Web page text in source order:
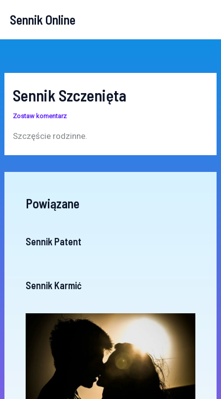
Sennik Online
Sennik Szczenięta
Zostaw komentarz
Szczęście rodzinne.
Powiązane
Sennik Patent
Sennik Karmić